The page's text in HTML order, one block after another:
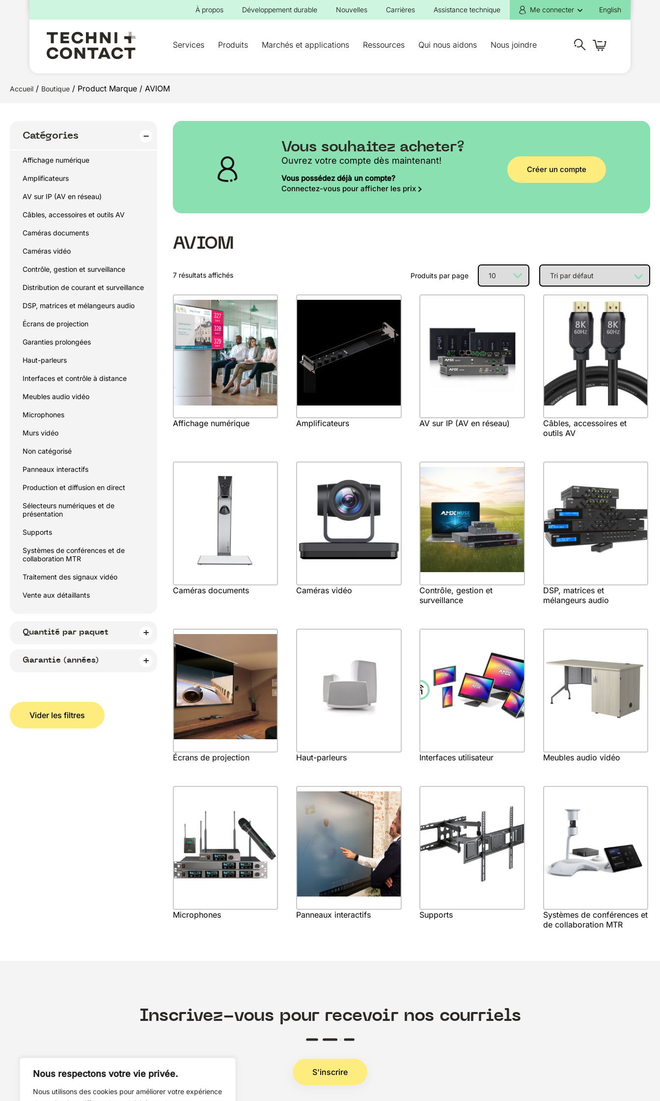
Nous respectons votre vie privée.
Nous utilisons des cookies pour améliorer votre expérience
À propos Développement durable Nouvelles Carrières Assistance technique Me connecter English
Services Produits Marchés et applications Ressources Qui nous aidons Nous joindre
pour :
Accueil / Boutique / Product Marque / AVIOM
Catégories
Affichage numérique
Amplificateurs
AV sur IP (AV en réseau)
Câbles, accessoires et outils AV
Caméras documents
Caméras vidéo
Contrôle, gestion et surveillance
Distribution de courant et surveillance
DSP, matrices et mélangeurs audio
Écrans de projection
Garanties prolongées
Haut-parleurs
Interfaces et contrôle à distance
Meubles audio vidéo
Microphones
Murs vidéo
Non catégorisé
Panneaux interactifs
Production et diffusion en direct
Sélecteurs numériques et de
présentation
Supports
Systèmes de conférences et de
collaboration MTR
Traitement des signaux vidéo
Vente aux détaillants
Quantité par paquet
Garantie (années)
Vider les filtres
Vous souhaitez acheter?
Ouvrez votre compte dès maintenant!
Vous possédez déjà un compte?
Connectez-vous pour afficher les prix
Créer un compte
AVIOM
7 résultats affichés Produits par page
Affichage numérique Amplificateurs AV sur IP (AV en réseau)
Câbles, accessoires et
outils AV
Caméras documents Caméras vidéo
Contrôle, gestion et
surveillance
DSP, matrices et
mélangeurs audio
Écrans de projection Haut-parleurs Interfaces utilisateur Meubles audio vidéo
Microphones Panneaux interactifs Supports
Systèmes de conférences et
de collaboration MTR
Inscrivez-vous pour recevoir nos courriels
S'inscrire